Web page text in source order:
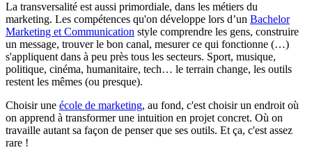
La transversalité est aussi primordiale, dans les métiers du
marketing. Les compétences qu'on développe lors d’un Bachelor
Marketing et Communication style comprendre les gens, construire
un message, trouver le bon canal, mesurer ce qui fonctionne (…)
s'appliquent dans à peu près tous les secteurs. Sport, musique,
politique, cinéma, humanitaire, tech… le terrain change, les outils
restent les mêmes (ou presque).
Choisir une école de marketing, au fond, c'est choisir un endroit où
on apprend à transformer une intuition en projet concret. Où on
travaille autant sa façon de penser que ses outils. Et ça, c'est assez
rare !